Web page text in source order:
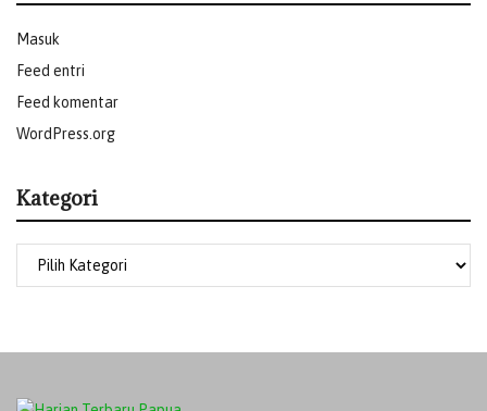
Masuk
Feed entri
Feed komentar
WordPress.org
Kategori